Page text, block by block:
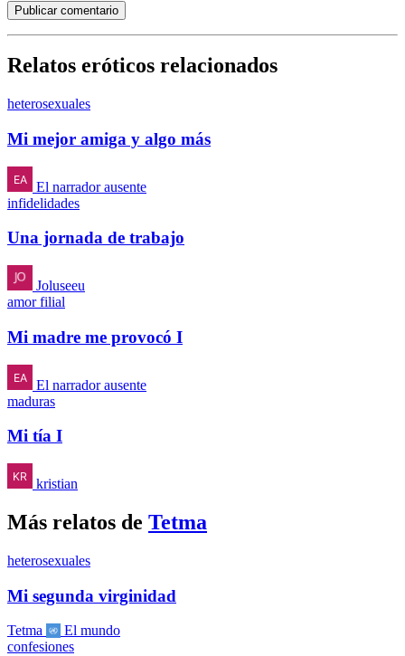
Publicar comentario
Relatos eróticos relacionados
heterosexuales
Mi mejor amiga y algo más
El narrador ausente
infidelidades
Una jornada de trabajo
Joluseeu
amor filial
Mi madre me provocó I
El narrador ausente
maduras
Mi tía I
kristian
Más relatos de Tetma
heterosexuales
Mi segunda virginidad
Tetma
El mundo
confesiones